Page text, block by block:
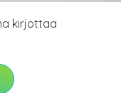
kirjottaa